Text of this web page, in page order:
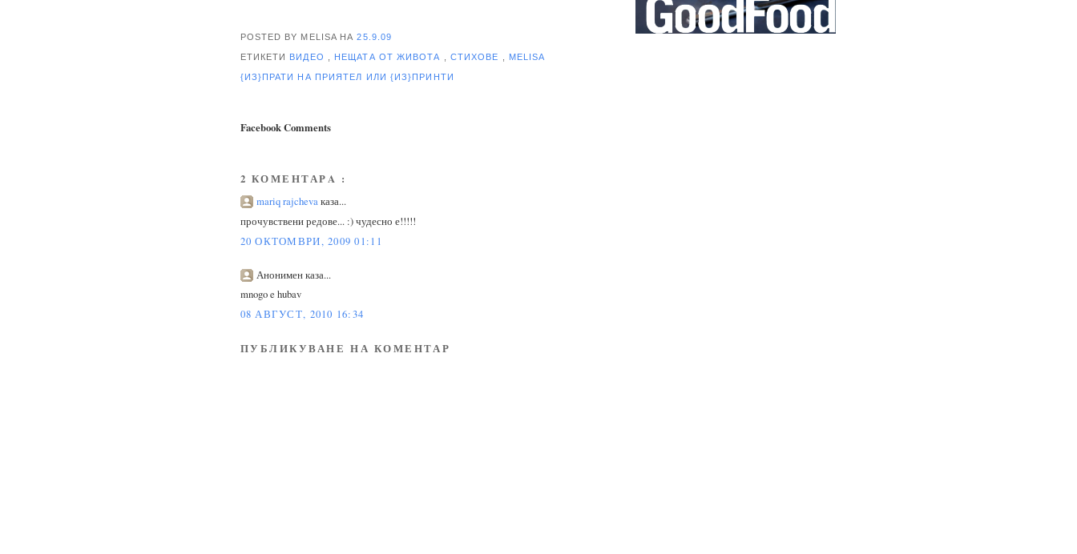
POSTED BY MELISA НА25.9.09
ЕТИКЕТИ ВИДЕО НЕЩАТА ОТ ЖИВОТА СТИХОВЕ MELISA
{ИЗ}ПРАТИ НА ПРИЯТЕЛ ИЛИ {ИЗ}ПРИНТИ
Facebook Comments
2 КОМЕНТАРA :
mariq rajchevaказа...
прочувствени редове... :) чудесно е!!!!!
20 ОКТОМВРИ, 2009 01:11
Анонимен каза...
mnogo e hubav
08 АВГУСТ, 2010 16:34
ПУБЛИКУВАНЕ НА КОМЕНТАР